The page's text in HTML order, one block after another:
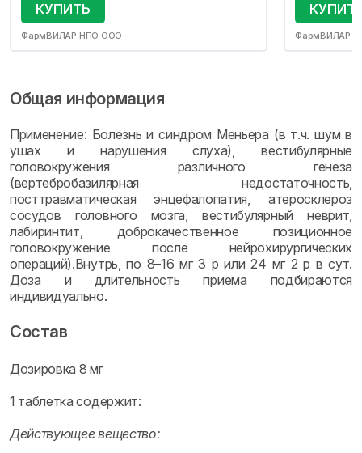
КУПИТЬ
ФармВИЛАР НПО ООО ФармВИЛАР
Общая информация
Применение: Болезнь и синдром Меньера (в т.ч. шум в
ушах и нарушения слуха), вестибулярные
головокружения различного генеза
(вертебробазилярная недостаточность,
посттравматическая энцефалопатия, атеросклероз
сосудов головного мозга, вестибулярный неврит,
лабиринтит, доброкачественное позиционное
головокружение после нейрохирургических
операций).Внутрь, по 8–16 мг 3 р или 24 мг 2 р в сут.
Доза и длительность приема подбираются
индивидуально.
Состав
Дозировка 8 мг
1 таблетка содержит:
Действующее вещество: